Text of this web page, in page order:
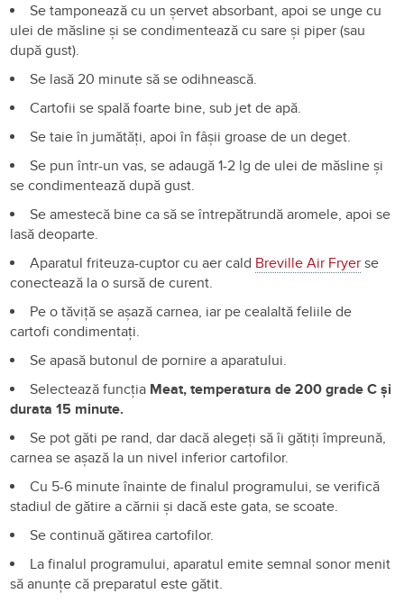
Se tamponează cu un șervet absorbant, apoi se unge cu
ulei de măsline și se condimentează cu sare și piper (sau
după gust).
Se lasă 20 minute să se odihnească.
Cartofii se spală foarte bine, sub jet de apă.
Se taie în jumătăți, apoi în fâșii groase de un deget.
Se pun într-un vas, se adaugă 1-2 lg de ulei de măsline și
se condimentează după gust.
Se amestecă bine ca să se întrepătrundă aromele, apoi se
lasă deoparte.
Aparatul friteuza-cuptor cu aer cald Breville Air Fryer se
conectează la o sursă de curent.
Pe o tăviță se așază carnea, iar pe cealaltă feliile de
cartofi condimentați.
Se apasă butonul de pornire a aparatului.
Selectează funcția Meat, temperatura de 200 grade C și
durata 15 minute.
Se pot găti pe rand, dar dacă alegeți să îi gătiți împreună,
carnea se așază la un nivel inferior cartofilor.
Cu 5-6 minute înainte de finalul programului, se verifică
stadiul de gătire a cărnii și dacă este gata, se scoate.
Se continuă gătirea cartofilor.
La finalul programului, aparatul emite semnal sonor menit
să anunțe că preparatul este gătit.